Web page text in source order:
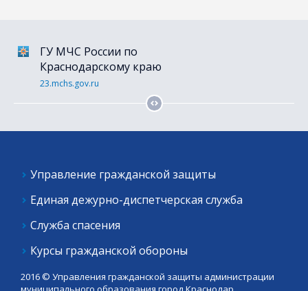
ГУ МЧС России по
Краснодарскому краю
23.mchs.gov.ru
Управление гражданской защиты
Единая дежурно-диспетчерская служба
Служба спасения
Курсы гражданской обороны
2016 © Управления гражданской защиты администрации